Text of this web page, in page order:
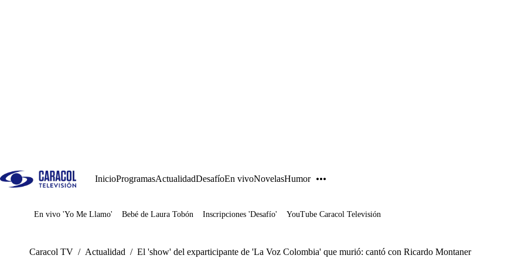
InicioProgramasActualidadDesafíoEn vivoNovelasHumor
Juegos
En vivo 'Yo Me Llamo' Bebé de Laura Tobón Inscripciones 'Desafío' YouTube Caracol Televisión
Caracol TV / Actualidad / El 'show' del exparticipante de 'La Voz Colombia' que murió: cantó con Ricardo Montaner